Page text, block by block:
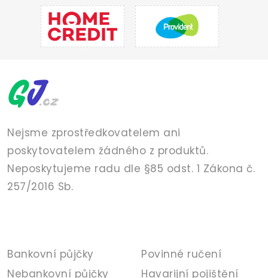
Nejsme zprostředkovatelem ani
poskytovatelem žádného z produktů.
Neposkytujeme radu dle §85 odst. 1 Zákona č.
257/2016 Sb.
Bankovní půjčky
Nebankovní půjčky
Povinné ručení
Havarijní pojištění